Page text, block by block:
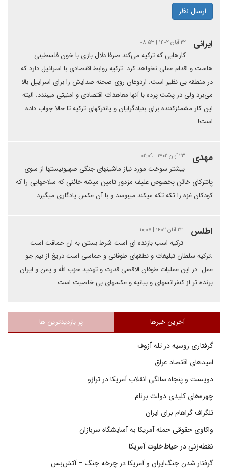
ارسال نظر
ایرانی ۲۲ آبان ۱۴۰۲ | ۰۸:۵۳
کارهایی که ترکیه می‌کند صرفا دلال بازی با خون فلسطینی
هاست و اقدام عملی نخواهد کرد. ترکیه روابط اقتصادی با اسرائیل دارد که
در منطقه بی نظیر است. اردوغان روی صحنه صدایش را برای اسراییل بالا
می‌برد ولی در پشت پرده با آنها معاهدات اقتصادی و امنیتی میبندد. البته
این کار مشمئزکننده برای بنیادگرایان و پانترکهای ترکیه تا حالا جواب داده
است!
مهدی ۲۳ آبان ۱۴۰۲ | ۰۲:۰۹
بیشتر سوخت مورد نیاز ماشینهای جنگی صهیونیستها از سوی
پانترکای خائن بخصوص علیف مزدور تامین میشه خائنی که سلاحهایی را که
کودکان غزه را تکه تکه میکند میبوسد و با آن عکس یادگاری میگیرد
اطلس ۲۳ آبان ۱۴۰۲ | ۱۰:۰۷
ترکیه اسب بازنده ای است شرط بستن به ان حماقت است
.ترکیه سلطان تبلیغات و نطقهای طوفانی و حماسی است دریغ از نیم جو
عمل .در این عملیات طوفان الاقصی قدرت و تهدید حزب الله و یمن و ایران
برنده تر از کنفرانسهای و بیانیه و عکسهای بی خاصیت است
آخرین خبرها پر بازدیدترین ها
گرفتاری روسیه در تله آزوف
امیدهای اقتصاد عراق
دویست و پنجاه سالگی انقلاب آمریکا در ترازو
چهره‌های کلیدی دولت برنام
تلگراف گراهام برای ایران
واکاوی حقوقی حمله آمریکا به آسایشگاه سربازان
نقطه‌زنی در حیاط‌خلوت آمریکا
گرفتار شدن جنگ‌ایران و آمریکا در چرخه جنگ – آتش‌بس